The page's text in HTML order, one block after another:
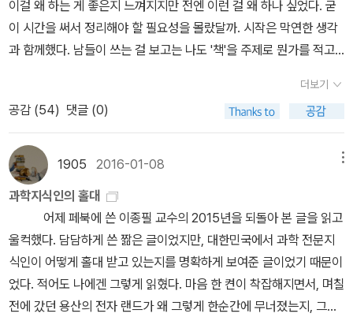
고 초전도 현상의 근원을 이해하기 위해 노력했다. 이 논문은 초전도
현상에 대한 가장 근원적인 이론으로 꼽히는 BCS 이론의 탄생 과정
을 담고 있다. 8장 대폭발의 화석을 줍다: 아노 펜지어스, 로버트 윌
슨, 「4,030Mc/s에서 초과 안테나 온도의 측정」(1965년) 이 논문에
견”으로 꼽힌다. 이 발견으로 대폭발 이론은 가장 강력한 실험적 증거
를 갖게 되었다. 이후 계속해서 이 발견의 성과인 극초단파 우주 배경
복사를 연구한 결과 과학자들은 우주 탄생의 신비를 하나씩 풀 수 있
었다. 오늘날에도 전 세계 수많은 과학자들이 우주에서 그리고 지상
에서 우주 배경 복사에 대해 연구하고 있다. 21세기 물리학 혁명은 바
로 이 우주 배경 복사에서 시작될지 모른다. 9장 대통합을 향한 첫걸
음: 스티븐 와인버그, 「경입자 모형」(1967년) “세상은 무엇으로 만들
어졌을까?” 하는 질문은 인류가 유사 이래 품어 온 가장 오래되고 근
본적인 의문 중 하나이다. 사물과 자연의 근본 이치를 탐구해 온 그 유
년, 후안 말다세나) 이다. 논문 제목을 굳이 한 번 적어 본 것은 일단
굉장히 있어 보일 것 같기도 하고(이게 주요 목적이다), 인류가 세상
을 조금 더 잘 이해하도록 위대한 발견을 위해 노력했을 학자들에게
따로 해줄 것은 없으니, 논문과 학자 이름이나 한번 되새겨 보자는 뜻
에서 적어 보았다. 개인적으로 이 책을 장 별로 내가 요약 정리하는 것
검색해서 알아보는 것이 더 효율적일테니 이건 직접 읽어보는 수 밖
에 없을 것 같다. 그리고 솔직히 다른 분야 책은 저자가 논리를 전개해
나가면 따라가는 일은 자신이 있고, 이해도 못하는 편은 아니라고 생
각하는데 이런 고등 물리학은 내가 잘 따라간 것인지도 확신이 안서
도, 이해를 했다는 생각은 당연히 안든다. 아인슈타인의 경우에는 그
나마 전체를 깔끔하게 관통하는 이른바 '현인형 물리학자'라서 논리를
따라 갈 수는 있는데, 하이젠 베르크나 스티븐 와인버그, 후안 말다세
나의 경우에는 솔직히 이해 안가는 부분이 이해 가는 부분보다 더 많
초에 카드 할인 리셋되니까 그러고도 샀다. 막 샀다. 원래 궁금했던
건 이 책이었다. 그레이 시리즈는 뭔 출발 비디오 여행 같은데서 변죽
울리는 것만 보고 책이든 영화든 본 적 없는데, 패러디는 좋아하니까.
저기 닭을 너무 꽉 맨 게 아닐까요… 이 책을 저렴하게 팔고 있는 판매
자님이 계셔서 이거랑 나머지는 과학책만 종류별로 잔뜩, 주문했다.
니… 그래서 나는 과학책만 잔뜩 받아 들게 되었고… 알라딘 우주점
여기저기에서 (중학생 되었는데도 후속 시리즈가 궁금하다는 큰어린
이 요청으로) 전천당 시리즈를 그러모으면서 마침 신간 해제되어 풀
린 소설책도 사 모으고 알라딘 직배송도 뭔가 시키고(한 번 주문에 최
소 세 판매처 섞어 사는 편…품절나면 적립금 쿠폰 꼬이고 복잡함)…
그래서 3월의 콜렉션은 이렇게 완성됩니다. 뭐에 홀렸는지 치킨 판
매자 판매 페이지에서 우주, 화학, 기원, 물리, 천체물리, 그리고 우주
점에서 메타 과학이라 해야 하나 그냥 노승영 번역가가 옮겼길래 사
더보기
공감 (54) 댓글 (0)
1905 2016-01-08
과학지식인의 홀대
울컥했다. 담담하게 쓴 짦은 글이었지만, 대한민국에서 과학 전문지
식인이 어떻게 홀대 받고 있는지를 명확하게 보여준 글이었기 때문이
었다. 적어도 나에겐 그렇게 읽혔다. 마음 한 켠이 착잡해지면서, 며칠
전에 갔던 용산의 전자 랜드가 왜 그렇게 한순간에 무너졌는지, 그리